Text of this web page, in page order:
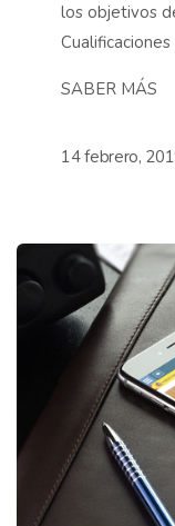
los objetivos
SABER MÁS
14 febrero,